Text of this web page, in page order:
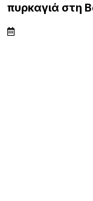
πυρκαγιά στη